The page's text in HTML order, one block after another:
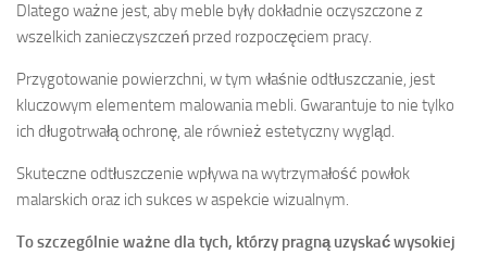
Dlatego ważne jest, aby meble były dokładnie oczyszczone z
wszelkich zanieczyszczeń przed rozpoczęciem pracy.
Przygotowanie powierzchni, w tym właśnie odtłuszczanie, jest
kluczowym elementem malowania mebli. Gwarantuje to nie tylko
ich długotrwałą ochronę, ale również estetyczny wygląd.
Skuteczne odtłuszczenie wpływa na wytrzymałość powłok
malarskich oraz ich sukces w aspekcie wizualnym.
To szczególnie ważne dla tych, którzy pragną uzyskać wysokiej